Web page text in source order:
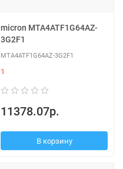
micron MTA4ATF1G64AZ-
3G2F1
MTA4ATF1G64AZ-3G2F1
1
11378.07р.
В корзину